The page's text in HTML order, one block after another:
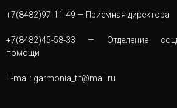
+7(8482)97-11-49 — Приемная директора
+7(8482)45-58-33 — Отделение
помощи
E-mail: garmonia_tlt@mail.ru